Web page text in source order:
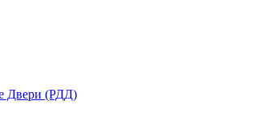
Двери (РДД)